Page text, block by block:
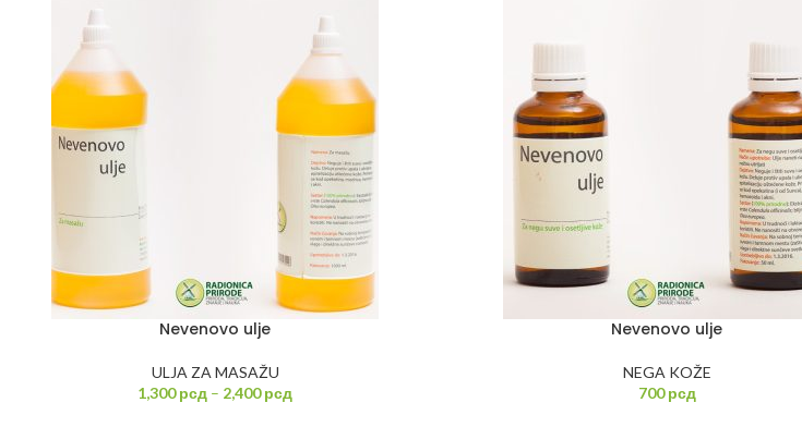
Nevenovo ulje
ULJA ZA MASAŽU
1,300рсд – 2,400рсд
Nevenovo ulje
NEGA KOŽE
700рсд